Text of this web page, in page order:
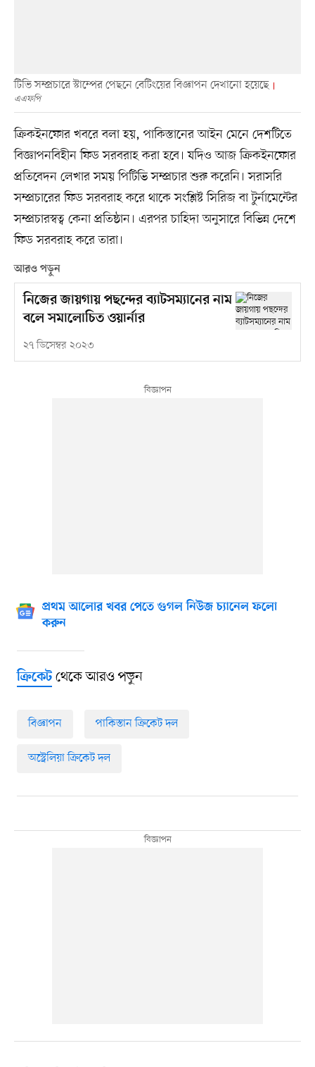
টিভি সম্প্রচারে স্টাম্পের পেছনে বেটিংয়ের বিজ্ঞাপন দেখানো হয়েছে
এএফপি
ক্রিকইনফোর খবরে বলা হয়, পাকিস্তানের আইন মেনে দেশটিতে
বিজ্ঞাপনবিহীন ফিড সরবরাহ করা হবে। যদিও আজ ক্রিকইনফোর
প্রতিবেদন লেখার সময় পিটিভি সম্প্রচার শুরু করেনি। সরাসরি
সম্প্রচারের ফিড সরবরাহ করে থাকে সংশ্লিষ্ট সিরিজ বা টুর্নামেন্টের
সম্প্রচারস্বত্ব কেনা প্রতিষ্ঠান। এরপর চাহিদা অনুসারে বিভিন্ন দেশে
ফিড সরবরাহ করে তারা।
আরও পড়ুন
নিজের জায়গায় পছন্দের ব্যাটসম্যানের নাম
বলে সমালোচিত ওয়ার্নার
২৭ ডিসেম্বর ২০২৩
প্রথম আলোর খবর পেতে গুগল নিউজ চ্যানেল ফলো
করুন
ক্রিকেটথেকে আরও পড়ুন
বিজ্ঞাপন পাকিস্তান ক্রিকেট দল
অস্ট্রেলিয়া ক্রিকেট দল